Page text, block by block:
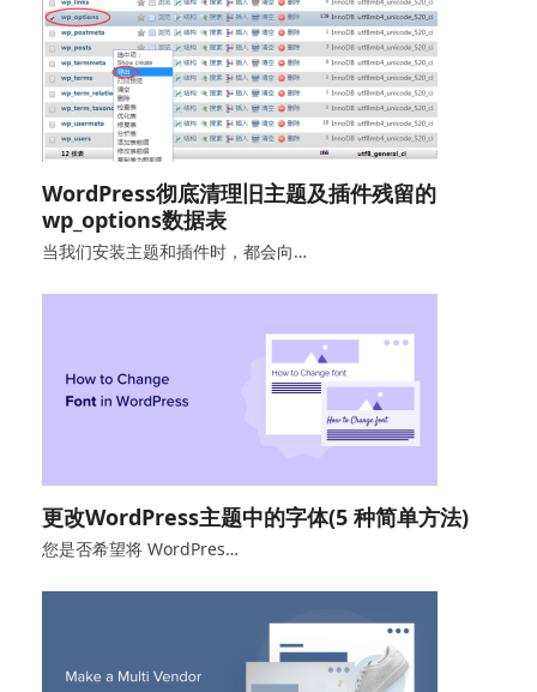
WordPress彻底清理旧主题及插件残留的
wp_options数据表
当我们安装主题和插件时，都会向…
更改WordPress主题中的字体(5 种简单方法)
您是否希望将 WordPres…